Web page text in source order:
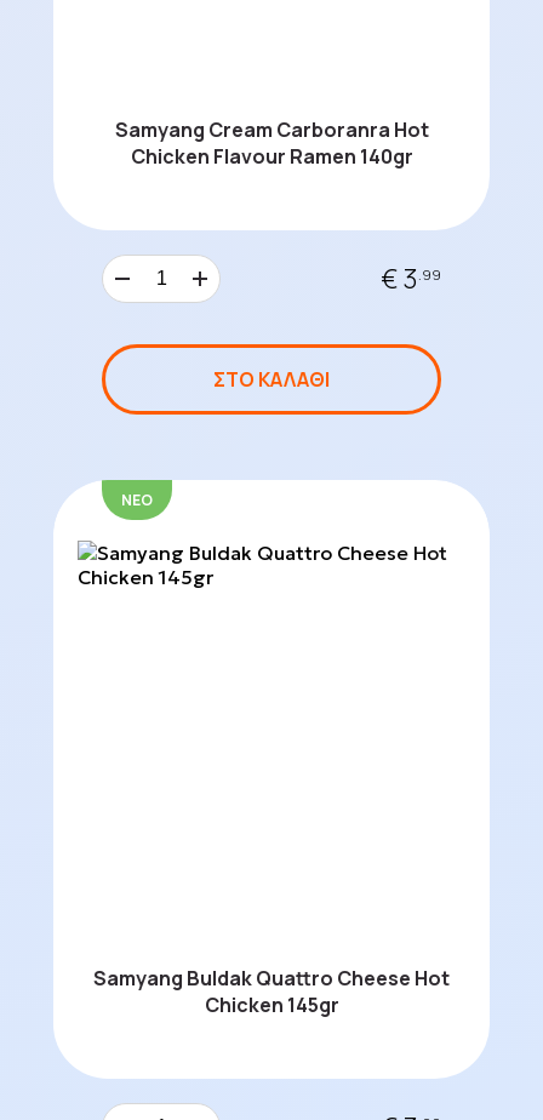
Samyang Cream Carboranra Hot
Chicken Flavour Ramen 140gr
€ 3 .99
ΣΤΟ ΚΑΛΑΘΙ
ΝΕΟ
Samyang Buldak Quattro Cheese Hot
Chicken 145gr